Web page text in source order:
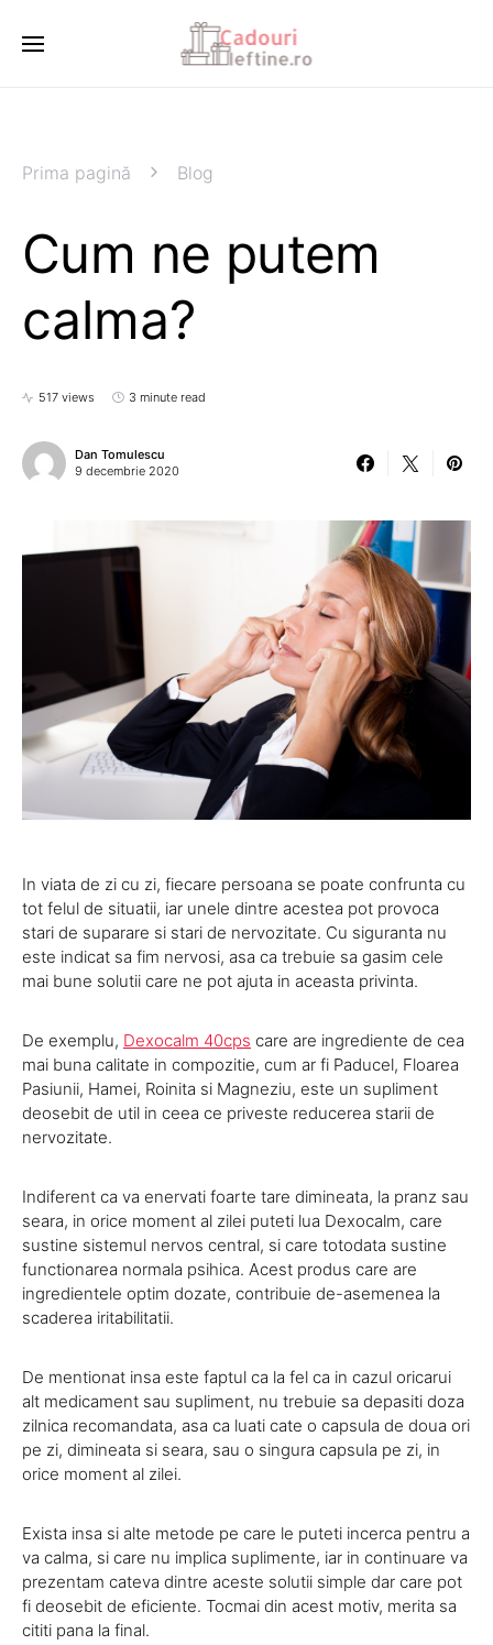
Prima pagină Blog
Cum ne putem
calma?
517 views 3 minute read
Dan Tomulescu
9 decembrie 2020
In viata de zi cu zi, fiecare persoana se poate confrunta cu
tot felul de situatii, iar unele dintre acestea pot provoca
stari de suparare si stari de nervozitate. Cu siguranta nu
este indicat sa fim nervosi, asa ca trebuie sa gasim cele
mai bune solutii care ne pot ajuta in aceasta privinta.
De exemplu, Dexocalm 40cps care are ingrediente de cea
mai buna calitate in compozitie, cum ar fi Paducel, Floarea
Pasiunii, Hamei, Roinita si Magneziu, este un supliment
deosebit de util in ceea ce priveste reducerea starii de
nervozitate.
Indiferent ca va enervati foarte tare dimineata, la pranz sau
seara, in orice moment al zilei puteti lua Dexocalm, care
sustine sistemul nervos central, si care totodata sustine
functionarea normala psihica. Acest produs care are
ingredientele optim dozate, contribuie de-asemenea la
scaderea iritabilitatii.
De mentionat insa este faptul ca la fel ca in cazul oricarui
alt medicament sau supliment, nu trebuie sa depasiti doza
zilnica recomandata, asa ca luati cate o capsula de doua ori
pe zi, dimineata si seara, sau o singura capsula pe zi, in
orice moment al zilei.
Exista insa si alte metode pe care le puteti incerca pentru a
va calma, si care nu implica suplimente, iar in continuare va
prezentam cateva dintre aceste solutii simple dar care pot
fi deosebit de eficiente. Tocmai din acest motiv, merita sa
cititi pana la final.